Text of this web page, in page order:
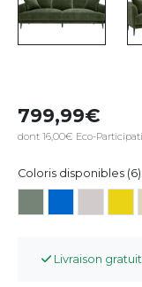
799,99
dont 16,00€ Eco-
Coloris disponibles (6)
Livraison